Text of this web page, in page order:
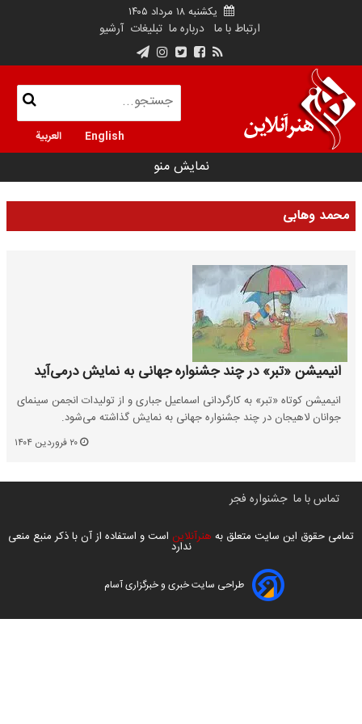
یکشنبه ۱۸ مرداد ۱۴۰۵
ارتباط با ما درباره ما تبلیغات آرشیو
English العربية
نمایش منو
محمد وهابی
انیمیشن «تبر» در چند جشنواره جهانی به نمایش درمی‌آید
انیمیشن کوتاه «تبر» به کارگردانی اسماعیل جباری و از تولیدات انجمن سینمای
جوانان لاهیجان در چند جشنواره جهانی به نمایش گذاشته می‌شود.
تماس با ما جشنواره فجر
تمامی حقوق این سایت متعلق به هنرآنلاین است و استفاده از آن با ذکر منبع منعی
ندارد
طراحی سایت خبری و خبرگزاری آسام